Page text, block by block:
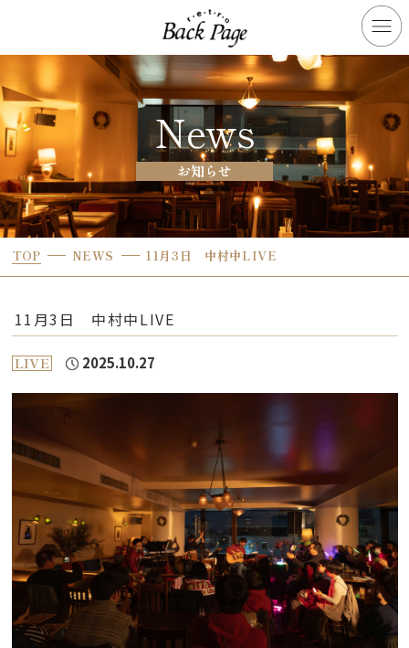
News
お知らせ
TOP NEWS 11月3日 中村中LIVE
11月3日 中村中LIVE
LIVE 2025.10.27